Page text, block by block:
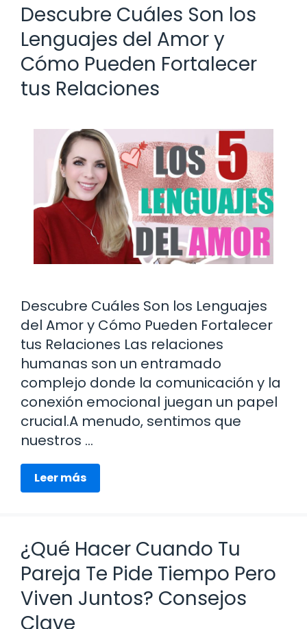
Descubre Cuáles Son los
Lenguajes del Amor y
Cómo Pueden Fortalecer
tus Relaciones
Descubre Cuáles Son los Lenguajes
del Amor y Cómo Pueden Fortalecer
tus Relaciones Las relaciones
humanas son un entramado
complejo donde la comunicación y la
conexión emocional juegan un papel
crucial.A menudo, sentimos que
nuestros …
Leer más
¿Qué Hacer Cuando Tu
Pareja Te Pide Tiempo Pero
Viven Juntos? Consejos
Clave